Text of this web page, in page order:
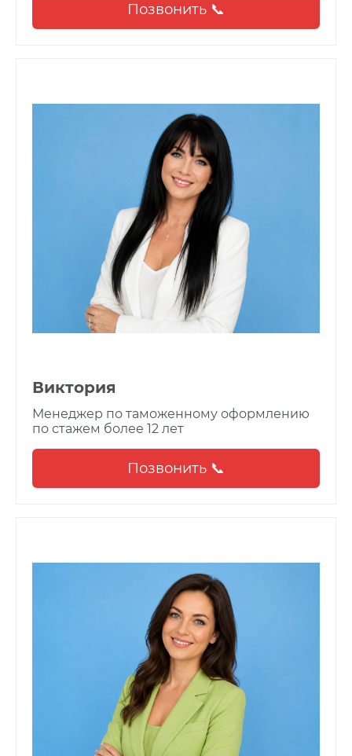
Позвонить 📞
Виктория
Менеджер по таможенному оформлению
по стажем более 12 лет
Позвонить 📞